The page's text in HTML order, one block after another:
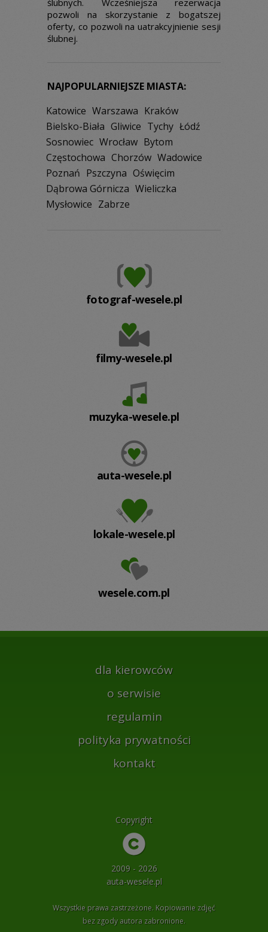
ślubnych. Wcześniejsza rezerwacja
pozwoli na skorzystanie z bogatszej
oferty, co pozwoli na uatrakcyjnienie sesji
ślubnej.
NAJPOPULARNIEJSZE MIASTA:
Katowice Warszawa Kraków
Bielsko-Biała Gliwice Tychy Łódź
Sosnowiec Wrocław Bytom
Częstochowa Chorzów Wadowice
Poznań Pszczyna Oświęcim
Dąbrowa Górnicza Wieliczka
Mysłowice Zabrze
fotograf-wesele.pl
filmy-wesele.pl
muzyka-wesele.pl
auta-wesele.pl
lokale-wesele.pl
wesele.com.pl
dla kierowców
o serwisie
regulamin
polityka prywatności
kontakt
Copyright
2009 - 2026
auta-wesele.pl
Wszystkie prawa zastrzeżone. Kopiowanie zdjęć
bez zgody autora zabronione.